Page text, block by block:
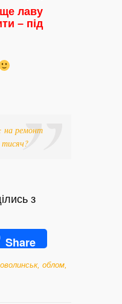
лаву
– під
на ремонт
з
Share
, облом,